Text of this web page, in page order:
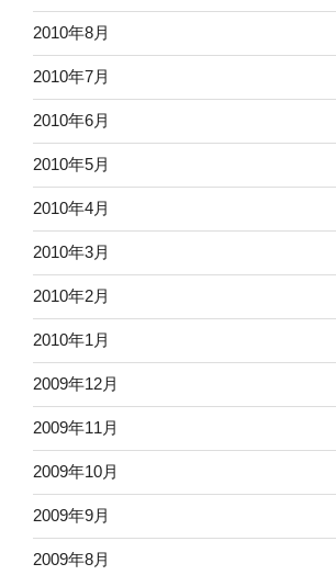
2010年8月
2010年7月
2010年6月
2010年5月
2010年4月
2010年3月
2010年2月
2010年1月
2009年12月
2009年11月
2009年10月
2009年9月
2009年8月